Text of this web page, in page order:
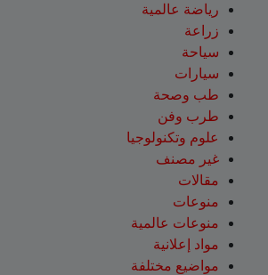
رياضة عالمية
زراعة
سياحة
سيارات
طب وصحة
طرب وفن
علوم وتكنولوجيا
غير مصنف
مقالات
منوعات
منوعات عالمية
مواد إعلانية
مواضيع مختلفة